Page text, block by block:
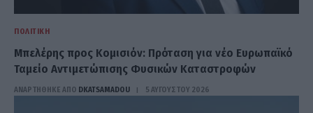
ΠΟΛΙΤΙΚΉ
Μπελέρης προς Κομισιόν: Πρόταση για νέο Ευρωπαϊκό
Ταμείο Αντιμετώπισης Φυσικών Καταστροφών
ΑΝΑΡΤΗΘΗΚΕ ΑΠΟ DKATSAMADOU 5 ΑΥΓΟΎΣΤΟΥ 2026